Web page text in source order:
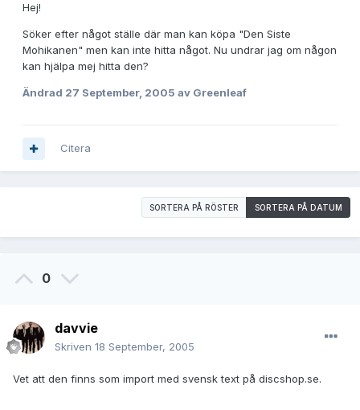
Hej!
Söker efter något ställe där man kan köpa "Den Siste
Mohikanen" men kan inte hitta något. Nu undrar jag om någon
kan hjälpa mej hitta den?
Ändrad 27 September, 2005 av Greenleaf
Citera
SORTERA PÅ RÖSTER SORTERA PÅ DATUM
0
davvie
Skriven 18 September, 2005
Vet att den finns som import med svensk text på discshop.se.